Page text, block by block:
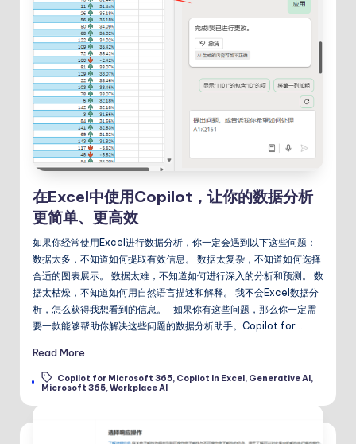
在Excel中使用Copilot，让你的数据分析
更简单、更高效
如果你经常使用Excel进行数据分析，你一定会遇到以下这些问题：
数据太多，不知道如何提取有效信息。 数据太复杂，不知道如何选择
合适的图表展示。 数据太难，不知道如何进行深入的分析和预测。 数
据太枯燥，不知道如何用自然语言描述和解释。 我不会Excel数据分
析，怎么获得我想看到的信息。 如果你有这些问题，那么你一定需
要一款能够帮助你解决这些问题的数据分析助手。Copilot for …
Read More
Tags: Copilot for Microsoft 365, Copilot In Excel, Generative AI,
Microsoft 365,Workplace AI